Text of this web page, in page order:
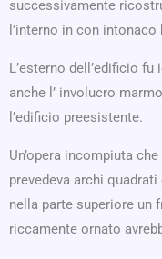
successivamente
l’interno in con intonaco
L’esterno dell’edificio
anche l’ involucro
l’edificio preesistente.
Un’opera incompiuta
prevedeva archi
nella parte superiore un
riccamente ornato